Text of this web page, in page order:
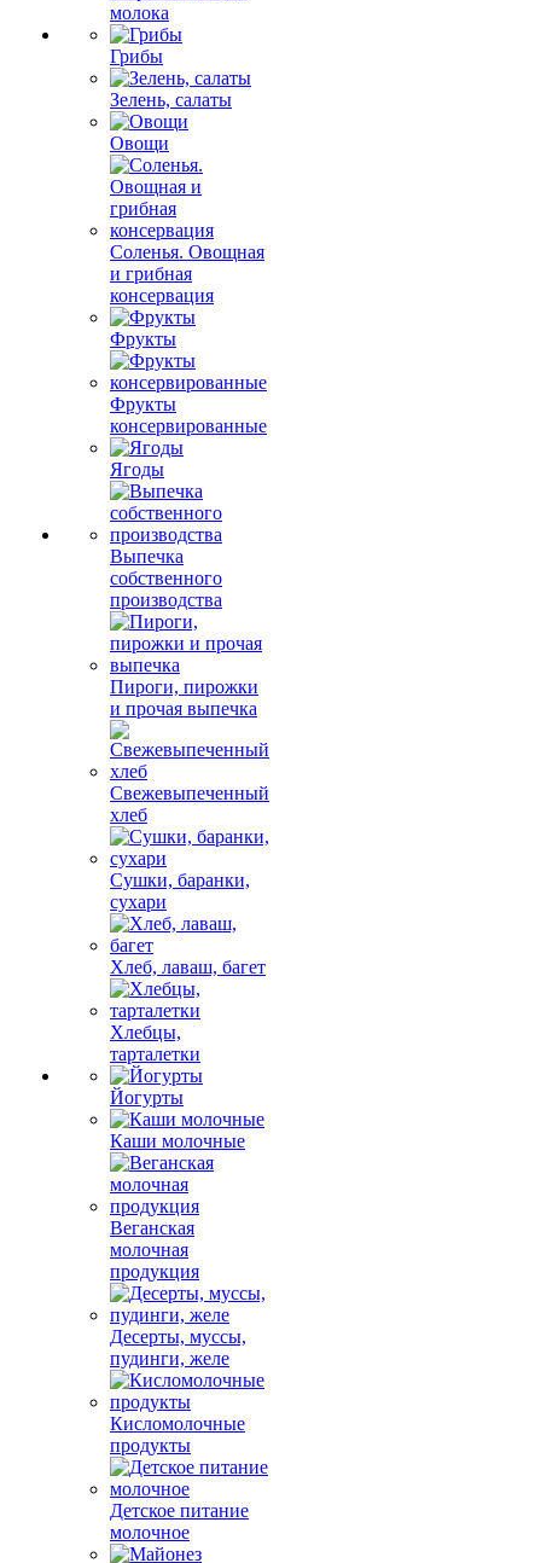
молока
Грибы
Зелень, салаты
Овощи
Соленья. Овощная
и грибная
консервация
Фрукты
Фрукты
консервированные
Ягоды
Выпечка
собственного
производства
Пироги, пирожки
и прочая выпечка
Свежевыпеченный
хлеб
Сушки, баранки,
сухари
Хлеб, лаваш, багет
Хлебцы,
тарталетки
Йогурты
Каши молочные
Веганская
молочная
продукция
Десерты, муссы,
пудинги, желе
Кисломолочные
продукты
Детское питание
молочное